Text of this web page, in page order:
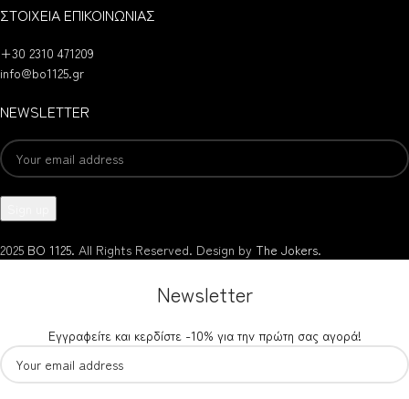
ΣΤΟΙΧΕΙΑ ΕΠΙΚΟΙΝΩΝΙΑΣ
+30 2310 471209
info@bo1125.gr
NEWSLETTER
2025 BO 1125. All Rights Reserved. Design by The Jokers.
Newsletter
Εγγραφείτε και κερδίστε -10% για την πρώτη σας αγορά!